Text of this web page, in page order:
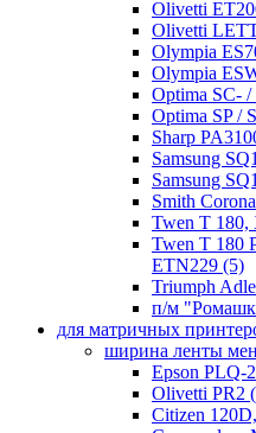
Olivetti
Olivetti
Olympia
Olympia
Optima SC-
Optima SP /
Sharp
Samsung
Samsung
Smith Corona
Twen T 180,
Twen T 180
ETN229 (5)
Triumph
п/м
для матричных
ширина ленты
Epson PLQ-
Olivetti
Citizen